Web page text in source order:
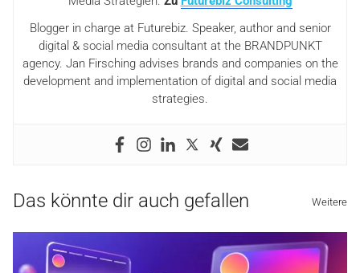
Blogger in charge at Futurebiz. Speaker, author and senior
digital & social media consultant at the BRANDPUNKT
agency. Jan Firsching advises brands and companies on the
development and implementation of digital and social media
strategies.
Das könnte dir auch gefallen Weitere